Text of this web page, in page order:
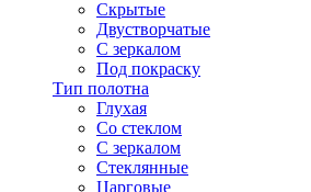
Скрытые
Двустворчатые
С зеркалом
Под покраску
Тип полотна
Глухая
Со стеклом
С зеркалом
Стеклянные
Царговые